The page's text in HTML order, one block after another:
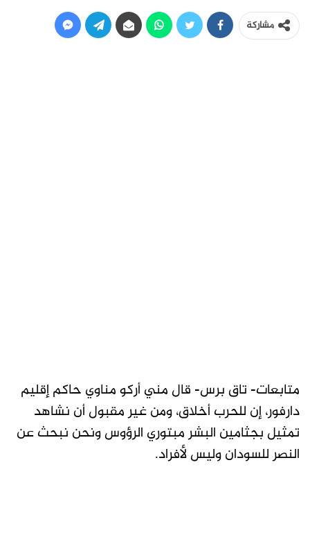
مشاركة
متابعات- تاق برس- قال مني أركو مناوي حاكم إقليم
دارفور، إن للحرب أخلاق، ومن غير مقبول أن نشاهد
تمثيل بجثامين البشر مبتوري الرؤوس ونحن نبحث عن
النصر للسودان وليس لأفراد.